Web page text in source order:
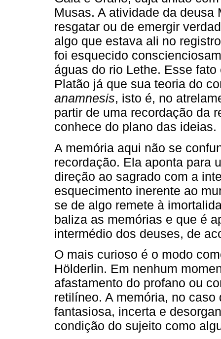
Musas. A atividade da deusa
resgatar ou de emergir
algo que estava ali no
foi esquecido
águas do rio Lethe. Esse
Platão já que sua teoria do
anamnesis, isto é, no
partir de uma recordação da
conhece do plano das ideias.
A memória aqui não se
recordação. Ela aponta para
direção ao sagrado com a
esquecimento inerente ao
se de algo remete à
baliza as memórias e que é
intermédio dos deuses, de
O mais curioso é o modo
Hölderlin. Em nenhum
afastamento do profano ou
retilíneo. A memória, no
fantasiosa, incerta e
condição do sujeito como